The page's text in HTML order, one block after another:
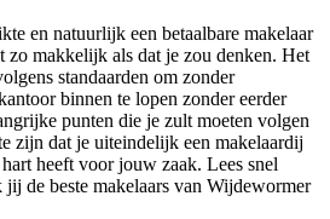
en natuurlijk een betaalbare makelaar
makkelijk als dat je zou denken. Het
standaarden om zonder
binnen te lopen zonder eerder
punten die je zult moeten volgen
zijn dat je uiteindelijk een makelaardij
heeft voor jouw zaak. Lees snel
de beste makelaars van Wijdewormer